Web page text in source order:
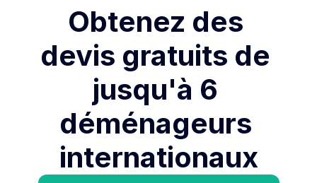
Obtenez des
devis gratuits de
jusqu'à 6
déménageurs
internationaux